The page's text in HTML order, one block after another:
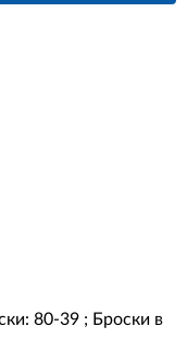
80-39 ; Броски в